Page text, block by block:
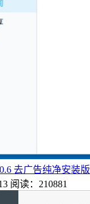
去广告纯净安装版
阅读：210881